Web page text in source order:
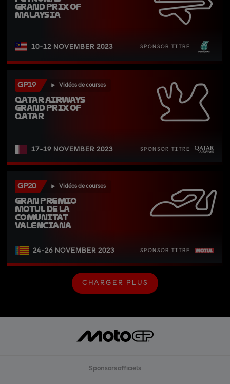
Grand Prix of
Malaysia
10-12 NOVEMBER 2023 SPONSOR TITRE
GP19 Vidéos de courses
Qatar Airways
Grand Prix of
Qatar
17-19 NOVEMBER 2023 SPONSOR TITRE
GP20 Vidéos de courses
Gran Premio
Motul de la
Comunitat
Valenciana
24-26 NOVEMBER 2023 SPONSOR TITRE
C
H
E
R
U
CHARGER PLUS
Sponsors officiels